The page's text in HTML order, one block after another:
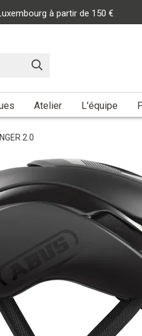
à partir de 150 €
Atelier L'équipe
2.0